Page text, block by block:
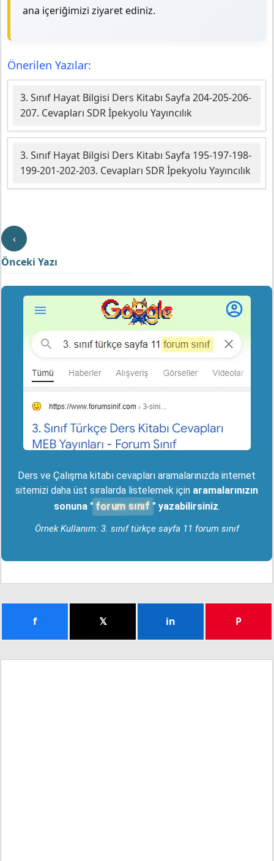
ana içeriğimizi ziyaret ediniz.
Önerilen Yazılar:
3. Sınıf Hayat Bilgisi Ders Kitabı Sayfa 204-205-206-
207. Cevapları SDR İpekyolu Yayıncılık
3. Sınıf Hayat Bilgisi Ders Kitabı Sayfa 195-197-198-
199-201-202-203. Cevapları SDR İpekyolu Yayıncılık
‹
Önceki Yazı
Ders ve Çalışma kitabı cevapları aramalarınızda internet
sitemizi daha üst sıralarda listelemek için aramalarınızın
sonuna " forum sınıf " yazabilirsiniz.
Örnek Kullanım: 3. sınıf türkçe sayfa 11 forum sınıf
f 𝕏 in P